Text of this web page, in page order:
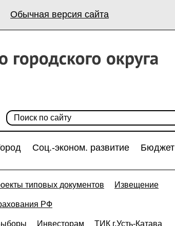
Обычная версия сайта
Соц.-эконом. развитие
Бюджет
типовых документов Извещение
РФ
Инвесторам ТИК г.Усть-Катава